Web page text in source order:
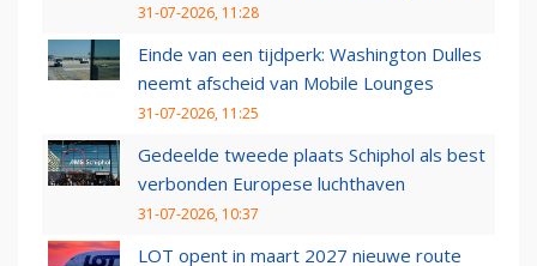
31-07-2026, 11:28
Einde van een tijdperk: Washington Dulles
neemt afscheid van Mobile Lounges
31-07-2026, 11:25
Gedeelde tweede plaats Schiphol als best
verbonden Europese luchthaven
31-07-2026, 10:37
LOT opent in maart 2027 nieuwe route